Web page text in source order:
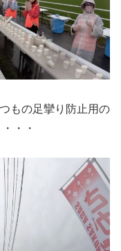
もの足攣り防止用の
・・